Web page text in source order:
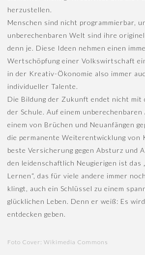
herzustellen.
Menschen sind nicht programmierbar,
unberechenbaren Welt sind ihre
denn je. Diese Ideen nehmen einen
Wertschöpfung einer Volkswirtschaft
in der Kreativ-Ökonomie also immer
individueller Talente.
Die Bildung der Zukunft endet nicht mit
der Schule. Auf einem
einem von Brüchen und Neuanfängen
die permanente Weiterentwicklung von
beste Versicherung gegen Absturz und
den leidenschaftlich Neugierigen ist das
Lernen“, das für viele andere immer
klingt, auch ein Schlüssel zu einem
glücklichen Leben. Denn er weiß: Es
entdecken geben.
Foto Cover: Wikimedia Commons